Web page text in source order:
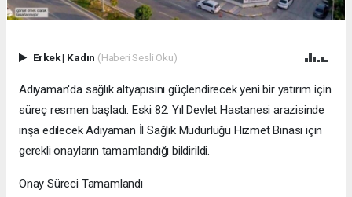
Erkek| Kadın (Haberi Sesli Oku)
Adıyaman'da sağlık altyapısını güçlendirecek yeni bir yatırım için
süreç resmen başladı. Eski 82. Yıl Devlet Hastanesi arazisinde
inşa edilecek Adıyaman İl Sağlık Müdürlüğü Hizmet Binası için
gerekli onayların tamamlandığı bildirildi.
Onay Süreci Tamamlandı